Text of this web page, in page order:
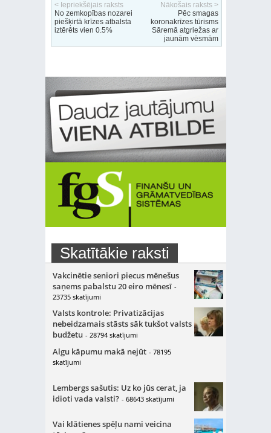
< Iepriekšējais raksts
No zemkopības nozarei
piešķirtā krīzes atbalsta
iztērēts vien 0.5%
Nākošais raksts >
Pēc smagas
koronakrīzes tūrisms
Sāremā atgriežas ar
jaunām vēsmām
Skatītākie raksti
Vakcinētie seniori piecus mēnešus
saņems pabalstu 20 eiro mēnesī -
23735 skatījumi
Valsts kontrole: Privatizācijas
nebeidzamais stāsts sāk tukšot valsts
budžetu - 28794 skatījumi
Algu kāpumu makā nejūt - 78195
skatījumi
Lembergs sašutis: Uz ko jūs cerat, ja
idioti vada valsti? - 68643 skatījumi
Vai klātienes spēļu nami veicina